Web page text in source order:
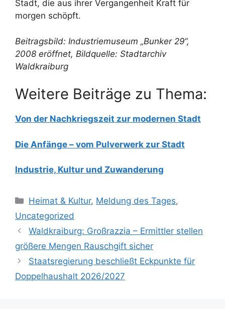
Stadt, die aus ihrer Vergangenheit Kraft für
morgen schöpft.
Beitragsbild: Industriemuseum „Bunker 29“,
2008 eröffnet, Bildquelle: Stadtarchiv
Waldkraiburg
Weitere Beiträge zu Thema:
Von der Nachkriegszeit zur modernen Stadt
Die Anfänge – vom Pulverwerk zur Stadt
Industrie, Kultur und Zuwanderung
Kategorien
Heimat & Kultur, Meldung des Tages,
Uncategorized
Waldkraiburg: Großrazzia – Ermittler stellen
größere Mengen Rauschgift sicher
Staatsregierung beschließt Eckpunkte für
Doppelhaushalt 2026/2027